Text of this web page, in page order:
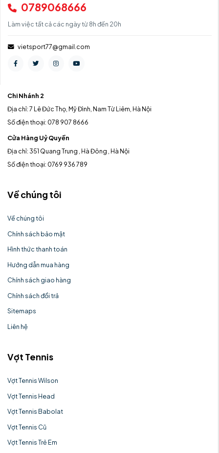
0789068666
Làm việc tất cả các ngày từ 8h đến 20h
vietsport77@gmail.com
Chi Nhánh 2
Địa chỉ: 7 Lê Đức Thọ, Mỹ Đình, Nam Từ Liêm, Hà Nội
Số điện thoại: 078 907 8666
Cửa Hàng Uỷ Quyền
Địa chỉ: 351 Quang Trung , Hà Đông , Hà Nội
Số điện thoại: 0769 936 789
Về chúng tôi
Về chúng tôi
Chính sách bảo mật
Hình thức thanh toán
Hướng dẫn mua hàng
Chính sách giao hàng
Chính sách đổi trả
Sitemaps
Liên hệ
Vợt Tennis
Vợt Tennis Wilson
Vợt Tennis Head
Vợt Tennis Babolat
Vợt Tennis Cũ
Vợt Tennis Trẻ Em